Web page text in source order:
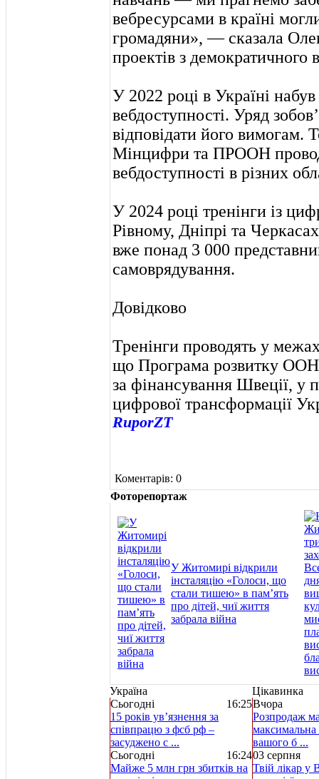
вебресурсами в країні
громадяни», — сказала
проектів з
У 2022 році в Україні
вебдоступності. Уряд
відповідати його вимогам.
Мінцифри та ПРООН
вебдоступності в різних
У 2024 році тренінги із
Рівному, Дніпрі та
вже понад 3 000
самоврядування.
Довідково
Тренінги проводять у
що Програма розвитку
за фінансування Швеції, у
цифрової трансформації
RuporZT
Коментарів: 0
Фоторепортаж
У Житомирі відкрили
інсталяцію «Голоси, що
стали тишею» в пам’ять
про дітей, чиї життя
забрала війна
Україна
Цікавинка
Сьогодні
16:25
15 років ув’язнення за
співпрацю з фсб рф –
засуджено с ...
Сьогодні
16:24
Майже 5 млн грн збитків на
Вчора
Розпродаж
максимальна
вашого б ...
03 серпня
Твій лікар у